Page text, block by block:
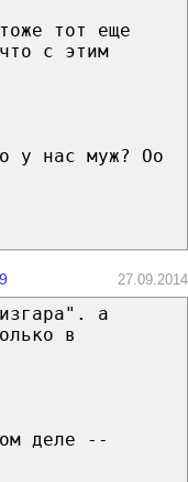
тот еще
с этим
у нас муж? Оо
27.09.2014
а
в
деле --